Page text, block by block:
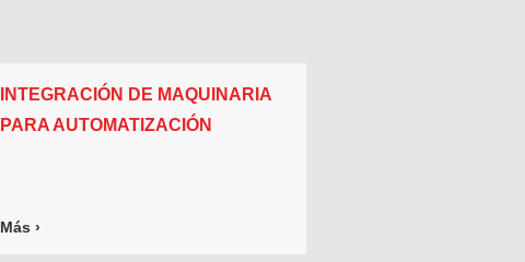
INTEGRACIÓN DE MAQUINARIA
PARA AUTOMATIZACIÓN
Más ›